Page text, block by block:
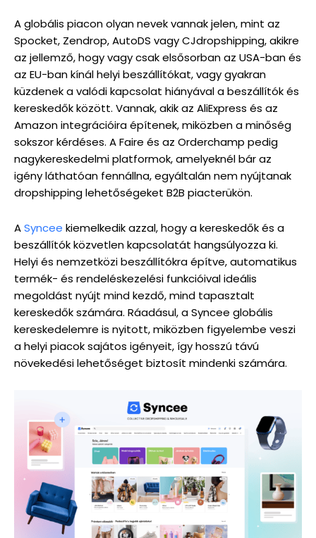
A globális piacon olyan nevek vannak jelen, mint az
Spocket, Zendrop, AutoDS vagy CJdropshipping, akikre
az jellemző, hogy vagy csak elsősorban az USA-ban és
az EU-ban kínál helyi beszállítókat, vagy gyakran
küzdenek a valódi kapcsolat hiányával a beszállítók és
kereskedők között. Vannak, akik az AliExpress és az
Amazon integrációira építenek, miközben a minőség
sokszor kérdéses. A Faire és az Orderchamp pedig
nagykereskedelmi platformok, amelyeknél bár az
igény láthatóan fennállna, egyáltalán nem nyújtanak
dropshipping lehetőségeket B2B piacterükön.
ASyncee kiemelkedik azzal, hogy a kereskedők és a
beszállítók közvetlen kapcsolatát hangsúlyozza ki.
Helyi és nemzetközi beszállítókra építve, automatikus
termék- és rendeléskezelési funkcióival ideális
megoldást nyújt mind kezdő, mind tapasztalt
kereskedők számára. Ráadásul, a Syncee globális
kereskedelemre is nyitott, miközben figyelembe veszi
a helyi piacok sajátos igényeit, így hosszú távú
növekedési lehetőséget biztosít mindenki számára.